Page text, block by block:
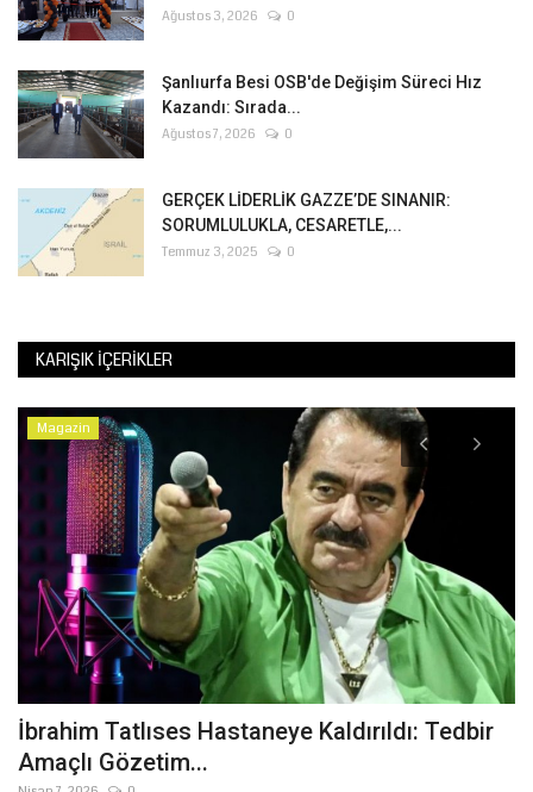
Ağustos 3, 2026 0
Şanlıurfa Besi OSB'de Değişim Süreci Hız
Kazandı: Sırada...
Ağustos 7, 2026 0
GERÇEK LİDERLİK GAZZE’DE SINANIR:
SORUMLULUKLA, CESARETLE,...
Temmuz 3, 2025 0
KARIŞIK İÇERIKLER
Magazin
İbrahim Tatlıses Hastaneye Kaldırıldı: Tedbir
Amaçlı Gözetim...